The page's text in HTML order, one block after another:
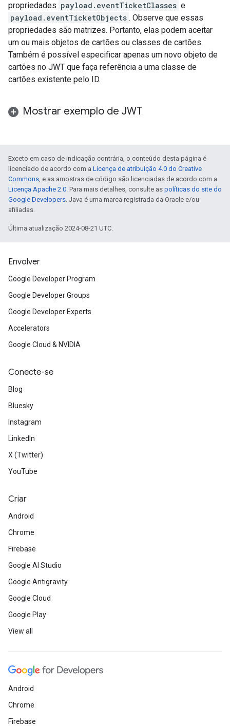
propriedades payload.eventTicketClasses e
payload.eventTicketObjects . Observe que essas
propriedades são matrizes. Portanto, elas podem aceitar
um ou mais objetos de cartões ou classes de cartões.
Também é possível especificar apenas um novo objeto de
cartões no JWT que faça referência a uma classe de
cartões existente pelo ID.
Mostrar exemplo de JWT
Exceto em caso de indicação contrária, o conteúdo desta página é
licenciado de acordo com a Licença de atribuição 4.0 do Creative
Commons, e as amostras de código são licenciadas de acordo com a
Licença Apache 2.0. Para mais detalhes, consulte as políticas do site do
Google Developers. Java é uma marca registrada da Oracle e/ou
afiliadas.
Última atualização 2024-08-21 UTC.
Envolver
Google Developer Program
Google Developer Groups
Google Developer Experts
Accelerators
Google Cloud & NVIDIA
Conecte-se
Blog
Bluesky
Instagram
LinkedIn
X (Twitter)
YouTube
Criar
Android
Chrome
Firebase
Google AI Studio
Google Antigravity
Google Cloud
Google Play
View all
Android
Chrome
Firebase